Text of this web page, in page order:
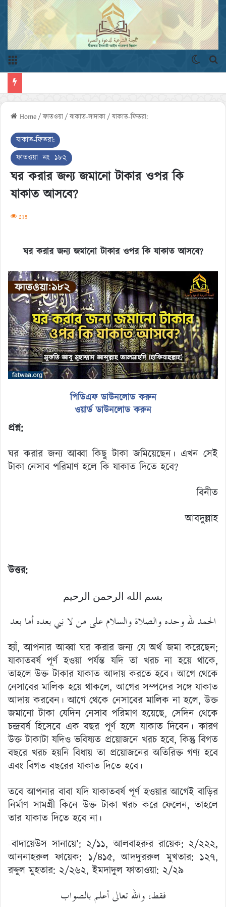
Home / ফাতওয়া / যাকাত-সাদাকা / যাকাত-ফিতরা:
যাকাত-ফিতরা:
ফাতওয়া নং ১৮২
ঘর করার জন্য জমানো টাকার ওপর কি
যাকাত আসবে?
215
ঘর করার জন্য জমানো টাকার ওপর কি যাকাত আসবে?
পিডিএফ ডাউনলোড করুন
ওয়ার্ড ডাউনলোড করুন
প্রশ্ন:
ঘর করার জন্য আব্বা কিছু টাকা জমিয়েছেন। এখন সেই
টাকা নেসাব পরিমাণ হলে কি যাকাত দিতে হবে?
বিনীত
আবদুল্লাহ
উত্তর:
بسم الله الرحمن الرحيم
الحمد لله وحده والصلاة والسلام على من لا نبي بعده أما بعد
হ্যাঁ, আপনার আব্বা ঘর করার জন্য যে অর্থ জমা করেছেন;
যাকাতবর্ষ পূর্ণ হওয়া পর্যন্ত যদি তা খরচ না হয়ে থাকে,
তাহলে উক্ত টাকার যাকাত আদায় করতে হবে। আগে থেকে
নেসাবের মালিক হয়ে থাকলে, আগের সম্পদের সঙ্গে যাকাত
আদায় করবেন। আগে থেকে নেসাবের মালিক না হলে, উক্ত
জমানো টাকা যেদিন নেসাব পরিমাণ হয়েছে, সেদিন থেকে
চন্দ্রবর্ষ হিসেবে এক বছর পূর্ণ হলে যাকাত দিবেন। কারণ
উক্ত টাকাটা যদিও ভবিষ্যত প্রয়োজনে খরচ হবে, কিন্তু বিগত
বছরে খরচ হয়নি বিধায় তা প্রয়োজনের অতিরিক্ত গণ্য হবে
এবং বিগত বছরের যাকাত দিতে হবে।
তবে আপনার বাবা যদি যাকাতবর্ষ পূর্ণ হওয়ার আগেই বাড়ির
নির্মাণ সামগ্রী কিনে উক্ত টাকা খরচ করে ফেলেন, তাহলে
তার যাকাত দিতে হবে না।
-বাদায়েউস সানায়ে’: ২/১১, আলবাহরুর রায়েক: ২/২২২,
আননাহরুল ফায়েক: ১/৪১৫, আদদুররুল মুখতার: ১২৭,
রদ্দুল মুহতার: ২/২৬২, ইমদাদুল ফাতাওয়া: ২/২৯
فقط، والله تعالى أعلم بالصواب